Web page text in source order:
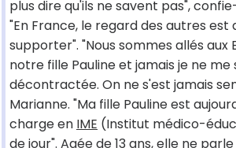
plus dire qu'ils ne savent pas",
"En France, le regard des autres est
supporter". "Nous sommes allés aux
notre fille Pauline et jamais je ne me
décontractée. On ne s'est jamais
Marianne. "Ma fille Pauline est
charge en IME (Institut médico-
de jour". Agée de 13 ans, elle ne